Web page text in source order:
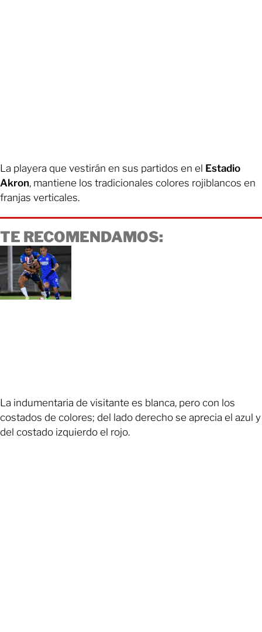
La playera que vestirán en sus partidos en el Estadio
Akron, mantiene los tradicionales colores rojiblancos en
franjas verticales.
TE RECOMENDAMOS:
La indumentaria de visitante es blanca, pero con los
costados de colores; del lado derecho se aprecia el azul y
del costado izquierdo el rojo.